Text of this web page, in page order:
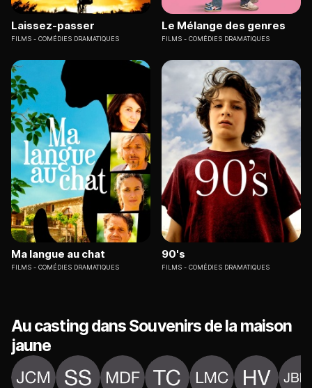
Laissez-passer
FILMS COMÉDIES DRAMATIQUES
Le Mélange des genres
FILMS COMÉDIES DRAMATIQUES
Ma langue au chat
FILMS COMÉDIES DRAMATIQUES
90's
FILMS COMÉDIES DRAMATIQUES
Au casting dans Souvenirs de la maison
jaune